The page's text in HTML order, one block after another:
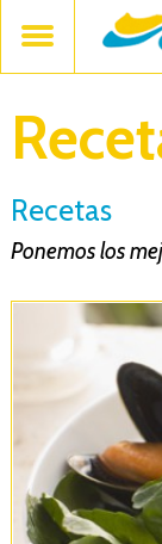
Recetas
Ponemos los